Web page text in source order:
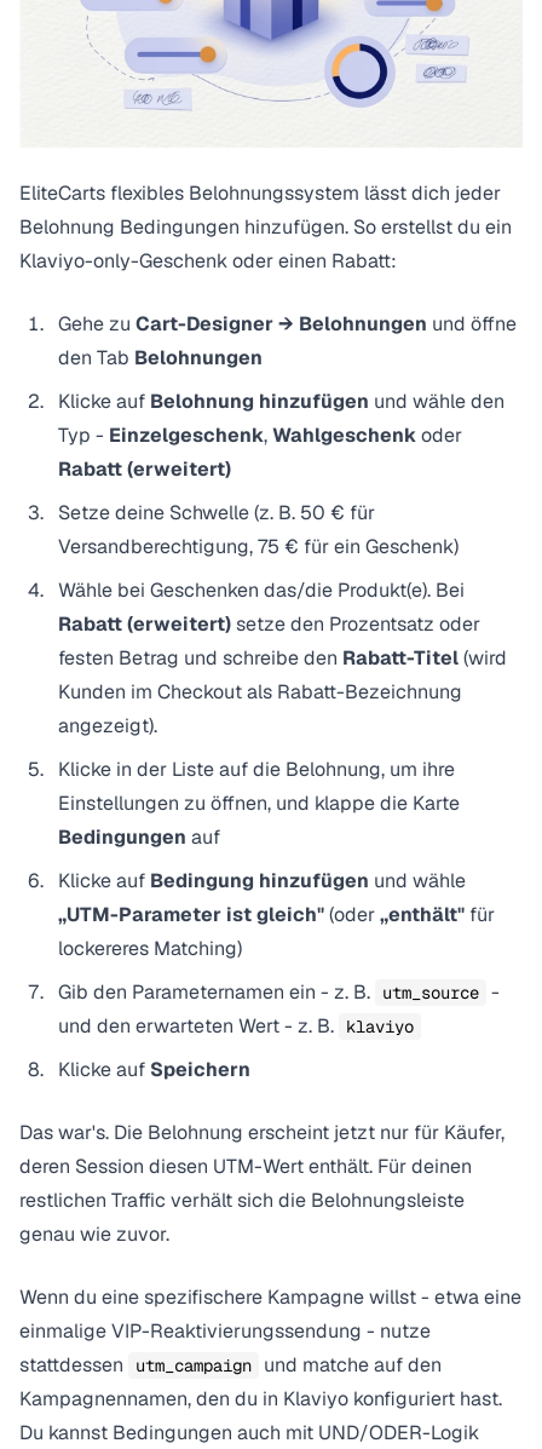
EliteCarts flexibles Belohnungssystem lässt dich jeder
Belohnung Bedingungen hinzufügen. So erstellst du ein
Klaviyo-only-Geschenk oder einen Rabatt:
Gehe zu Cart-Designer → Belohnungen und öffne
den Tab Belohnungen
Klicke auf Belohnung hinzufügen und wähle den
Typ - Einzelgeschenk,Wahlgeschenkoder
Rabatt (erweitert)
Setze deine Schwelle (z. B. 50 € für
Versandberechtigung, 75 € für ein Geschenk)
Wähle bei Geschenken das/die Produkt(e). Bei
Rabatt (erweitert)setze den Prozentsatz oder
festen Betrag und schreibe den Rabatt-Titel(wird
Kunden im Checkout als Rabatt-Bezeichnung
angezeigt).
Klicke in der Liste auf die Belohnung, um ihre
Einstellungen zu öffnen, und klappe die Karte
Bedingungen auf
Klicke auf Bedingung hinzufügen und wähle
„UTM-Parameter ist gleich"(oder„enthält" für
lockereres Matching)
Gib den Parameternamen ein - z. B.
utm_source -
und den erwarteten Wert - z. B.
klaviyo
Klicke auf Speichern
Das war's. Die Belohnung erscheint jetzt nur für Käufer,
deren Session diesen UTM-Wert enthält. Für deinen
restlichen Traffic verhält sich die Belohnungsleiste
genau wie zuvor.
Wenn du eine spezifischere Kampagne willst - etwa eine
einmalige VIP-Reaktivierungssendung - nutze
stattdessen
utm_campaign
und matche auf den
Kampagnennamen, den du in Klaviyo konfiguriert hast.
Du kannst Bedingungen auch mit UND/ODER-Logik